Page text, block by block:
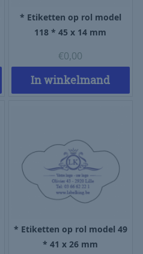
* Etiketten op rol model
118 * 45 x 14 mm
€0,00
In winkelmand
* Etiketten op rol model 49
* 41 x 26 mm